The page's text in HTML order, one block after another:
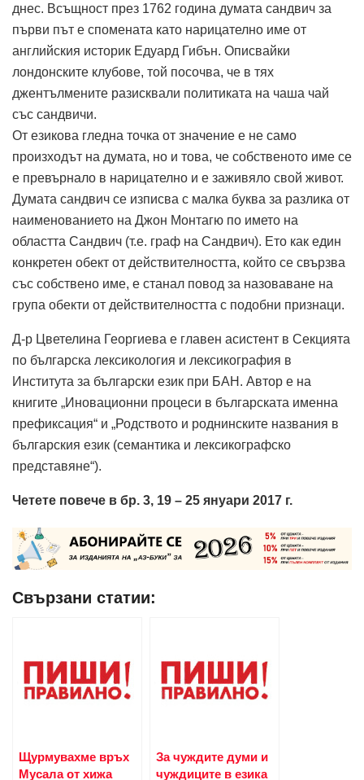
днес. Всъщност през 1762 година думата сандвич за
първи път е спомената като нарицателно име от
английския историк Едуард Гибън. Описвайки
лондонските клубове, той посочва, че в тях
джентълмените разисквали политиката на чаша чай
със сандвичи.
От езикова гледна точка от значение е не само
произходът на думата, но и това, че собственото име се
е превърнало в нарицателно и е заживяло свой живот.
Думата сандвич се изписва с малка буква за разлика от
наименованието на Джон Монтагю по името на
областта Сандвич (т.е. граф на Сандвич). Ето как един
конкретен обект от действителността, който се свързва
със собствено име, е станал повод за назоваване на
група обекти от действителността с подобни признаци.
Д-р Цветелина Георгиева е главен асистент в Секцията
по българска лексикология и лексикография в
Института за български език при БАН. Автор е на
книгите „Иновационни процеси в българската именна
префиксация“ и „Родството и роднинските названия в
българския език (семантика и лексикографско
представяне“).
Четете повече в бр. 3, 19 – 25 януари 2017 г.
Свързани статии:
Щурмувахме връх
Мусала от хижа
За чуждите думи и
чуждиците в езика